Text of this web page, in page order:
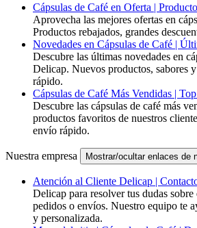
Cápsulas de Café en Oferta |
Aprovecha las mejores ofertas en
Productos rebajados, grandes
Novedades en Cápsulas de Café |
Descubre las últimas novedades en
Delicap. Nuevos productos, sabores
rápido.
Cápsulas de Café Más Vendidas |
Descubre las cápsulas de café más
productos favoritos de nuestros
envío rápido.
Nuestra empresa Mostrar/ocultar enlaces de
Atención al Cliente Delicap |
Delicap para resolver tus dudas sobre
pedidos o envíos. Nuestro equipo te
y personalizada.